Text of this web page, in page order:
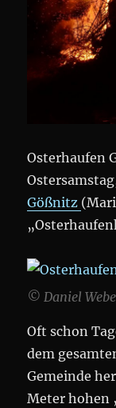
Osterhaufen
Gößnitz
© Daniel
Oft schon
dem
Gemeinde
Meter hohen